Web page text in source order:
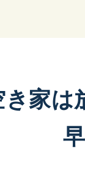
き家は